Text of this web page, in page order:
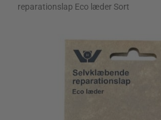
reparationslap Eco læder Sort